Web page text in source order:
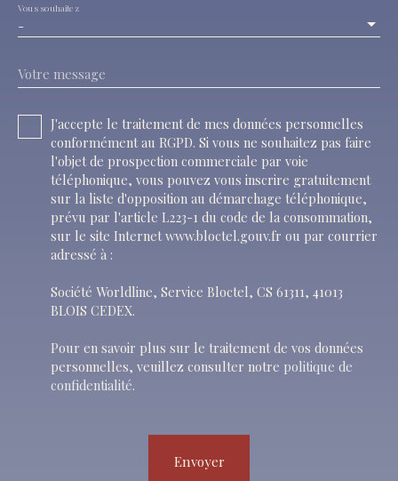
-
Vous souhaitez
Votre message
J'accepte le traitement de mes données personnelles
conformément au RGPD. Si vous ne souhaitez pas faire
l'objet de prospection commerciale par voie
téléphonique, vous pouvez vous inscrire gratuitement
sur la liste d'opposition au démarchage téléphonique,
prévu par l'article L223-1 du code de la consommation,
sur le site Internet www.bloctel.gouv.fr ou par courrier
adressé à :
Société Worldline, Service Bloctel, CS 61311, 41013
BLOIS CEDEX.
Pour en savoir plus sur le traitement de vos données
personnelles, veuillez consulter notre politique de
confidentialité.
Envoyer